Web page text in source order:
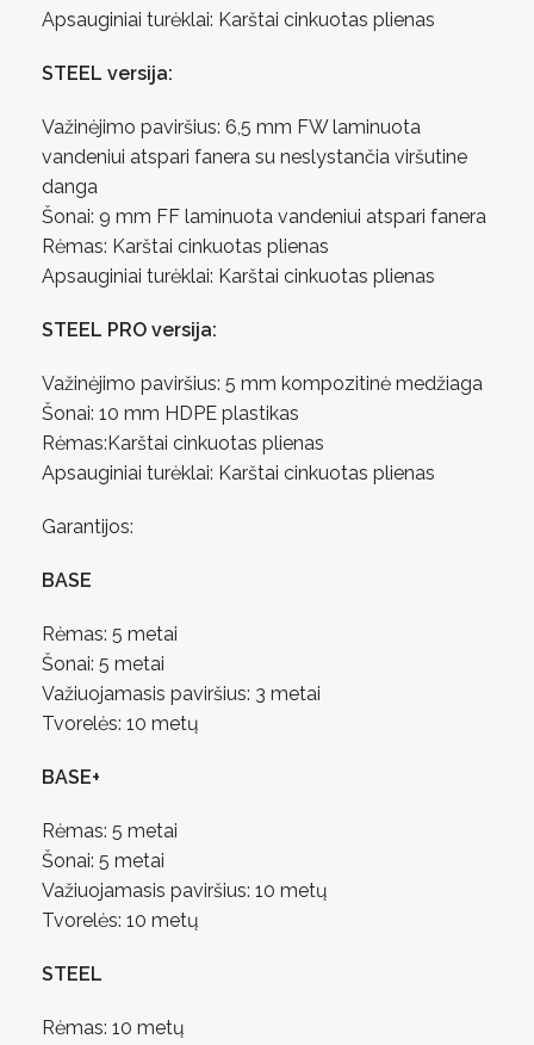
Apsauginiai turėklai: Karštai cinkuotas plienas
STEEL versija:
Važinėjimo paviršius: 6,5 mm FW laminuota
vandeniui atspari fanera su neslystančia viršutine
danga
Šonai: 9 mm FF laminuota vandeniui atspari fanera
Rėmas: Karštai cinkuotas plienas
Apsauginiai turėklai: Karštai cinkuotas plienas
STEEL PRO versija:
Važinėjimo paviršius: 5 mm kompozitinė medžiaga
Šonai: 10 mm HDPE plastikas
Rėmas:Karštai cinkuotas plienas
Apsauginiai turėklai: Karštai cinkuotas plienas
Garantijos:
BASE
Rėmas: 5 metai
Šonai: 5 metai
Važiuojamasis paviršius: 3 metai
Tvorelės: 10 metų
BASE+
Rėmas: 5 metai
Šonai: 5 metai
Važiuojamasis paviršius: 10 metų
Tvorelės: 10 metų
STEEL
Rėmas: 10 metų